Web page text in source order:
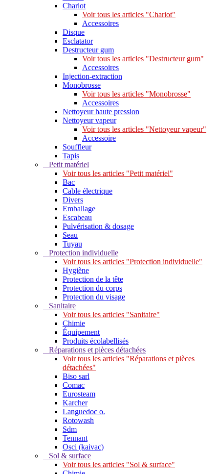
Chariot
Voir tous les articles "Chariot"
Accessoires
Disque
Esclatator
Destructeur gum
Voir tous les articles "Destructeur gum"
Accessoires
Injection-extraction
Monobrosse
Voir tous les articles "Monobrosse"
Accessoires
Nettoyeur haute pression
Nettoyeur vapeur
Voir tous les articles "Nettoyeur vapeur"
Accessoire
Souffleur
Tapis
Petit matériel
Voir tous les articles "Petit matériel"
Bac
Cable électrique
Divers
Emballage
Escabeau
Pulvérisation & dosage
Seau
Tuyau
Protection individuelle
Voir tous les articles "Protection individuelle"
Hygiène
Protection de la tête
Protection du corps
Protection du visage
Sanitaire
Voir tous les articles "Sanitaire"
Chimie
Équipement
Produits écolabellisés
Réparations et pièces détachées
Voir tous les articles "Réparations et pièces
détachées"
Biso sarl
Comac
Eurosteam
Karcher
Languedoc o.
Rotowash
Sdm
Tennant
Osci (kaivac)
Sol & surface
Voir tous les articles "Sol & surface"